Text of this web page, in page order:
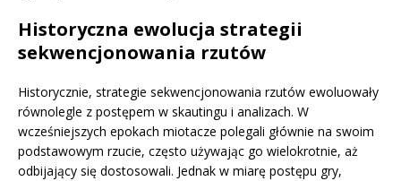
Historyczna ewolucja strategii
sekwencjonowania rzutów
Historycznie, strategie sekwencjonowania rzutów ewoluowały
równolegle z postępem w skautingu i analizach. W
wcześniejszych epokach miotacze polegali głównie na swoim
podstawowym rzucie, często używając go wielokrotnie, aż
odbijający się dostosowali. Jednak w miarę postępu gry,